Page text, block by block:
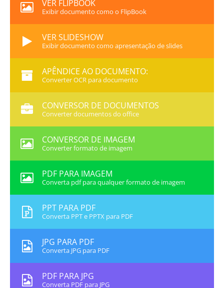
VER FLIPBOOK
Exibir documento como o FlipBook
VER SLIDESHOW
Exibir documento como apresentação de slides
APÊNDICE AO DOCUMENTO:
Converter OCR para documento
CONVERSOR DE DOCUMENTOS
Converter documentos do office
CONVERSOR DE IMAGEM
Converter formato de imagem
PDF PARA IMAGEM
Converta pdf para qualquer formato de imagem
PPT PARA PDF
Converta PPT e PPTX para PDF
JPG PARA PDF
Converta JPG para PDF
PDF PARA JPG
Converta PDF para JPG